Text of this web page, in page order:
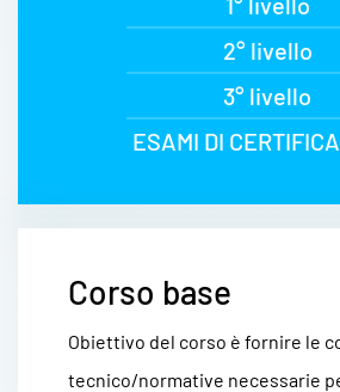
2° livello
3° livello
ESAMI DI
Corso base
Obiettivo del corso è fornire le
tecnico/normative necessarie